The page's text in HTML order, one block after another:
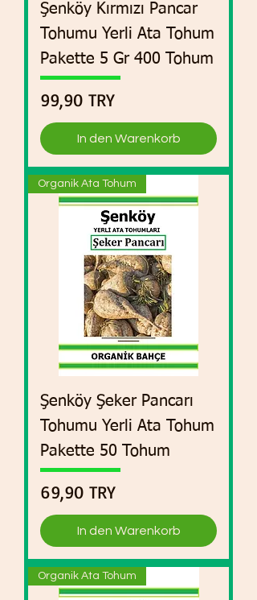
Şenköy Kırmızı Pancar
Tohumu Yerli Ata Tohum
Pakette 5 Gr 400 Tohum
Preis
99,90 TRY
In den Warenkorb
Organik Ata Tohum
Şenköy Şeker Pancarı
Tohumu Yerli Ata Tohum
Pakette 50 Tohum
Preis
69,90 TRY
In den Warenkorb
Organik Ata Tohum